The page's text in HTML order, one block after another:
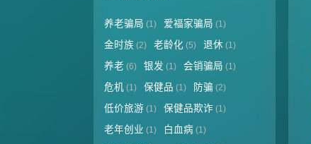
养老骗局 (1) 爱福家骗局 (1)
金时族 (2) 老龄化 (5) 退休 (1)
养老 (6) 银发 (1) 会销骗局 (1)
危机 (1) 保健品 (1) 防骗 (2)
低价旅游 (1) 保健品欺诈 (1)
老年创业 (1) 白血病 (1)